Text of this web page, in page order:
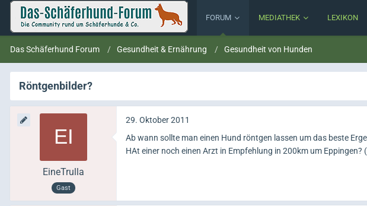
FORUM MEDIATHEK LEXIKON
Das Schäferhund Forum Gesundheit & Ernährung Gesundheit von Hunden
Röntgenbilder?
EineTrulla
Gast
29. Oktober 2011
Ab wann sollte man einen Hund röntgen lassen um das beste
HAt einer noch einen Arzt in Empfehlung in 200km um Eppingen?